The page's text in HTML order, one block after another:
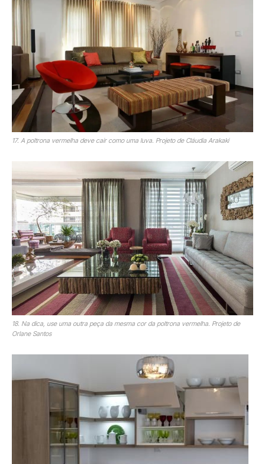
17. A poltrona vermelha deve cair como uma luva. Projeto de Cláudia Arakaki
18. Na dica, use uma outra peça da mesma cor da poltrona vermelha. Projeto de
Orlane Santos